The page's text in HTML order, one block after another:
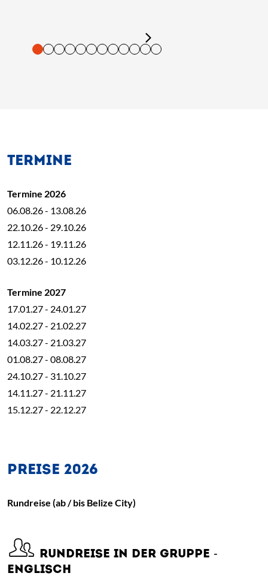
und Vorlesen der Inhalte mit Leertaste oder Tabulator-
TERMINE
Termine 2026
06.08.26 - 13.08.26
22.10.26 - 29.10.26
12.11.26 - 19.11.26
03.12.26 - 10.12.26
Termine 2027
17.01.27 - 24.01.27
14.02.27 - 21.02.27
14.03.27 - 21.03.27
01.08.27 - 08.08.27
24.10.27 - 31.10.27
14.11.27 - 21.11.27
15.12.27 - 22.12.27
PREISE 2026
Rundreise (ab / bis Belize City)
RUNDREISE IN DER GRUPPE -
ENGLISCH